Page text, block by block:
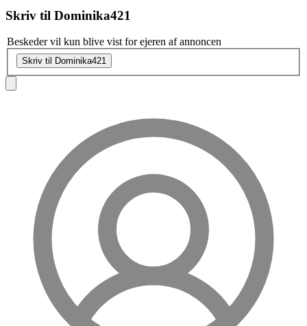
Skriv til Dominika421
Beskeder vil kun blive vist for ejeren af annoncen
Skriv til Dominika421